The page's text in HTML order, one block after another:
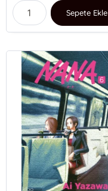
Sepete Ekle